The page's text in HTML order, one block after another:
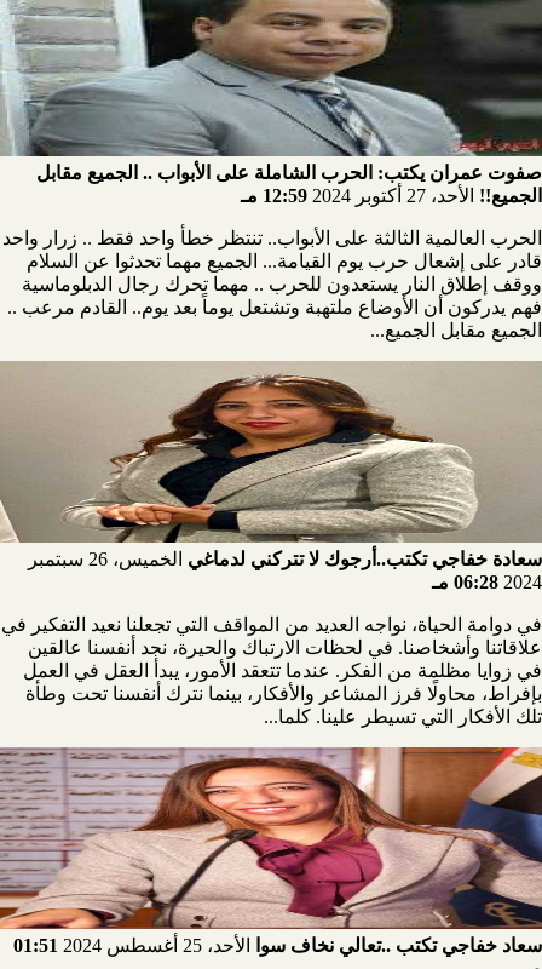
صفوت عمران يكتب: الحرب الشاملة على الأبواب .. الجميع مقابل
الجميع!! الأحد، 27 أكتوبر 2024 12:59 مـ
الحرب العالمية الثالثة على الأبواب.. تنتظر خطأ واحد فقط .. زرار واحد
قادر على إشعال حرب يوم القيامة... الجميع مهما تحدثوا عن السلام
ووقف إطلاق النار يستعدون للحرب .. مهما تحرك رجال الدبلوماسية
فهم يدركون أن الأوضاع ملتهبة وتشتعل يوماً بعد يوم.. القادم مرعب ..
الجميع مقابل الجميع...
سعادة خفاجي تكتب..أرجوك لا تتركني لدماغي
الخميس، 26 سبتمبر
2024 06:28 مـ
في دوامة الحياة، نواجه العديد من المواقف التي تجعلنا نعيد التفكير في
علاقاتنا وأشخاصنا. في لحظات الارتباك والحيرة، نجد أنفسنا عالقين
في زوايا مظلمة من الفكر. عندما تتعقد الأمور، يبدأ العقل في العمل
بإفراط، محاولًا فرز المشاعر والأفكار، بينما نترك أنفسنا تحت وطأة
تلك الأفكار التي تسيطر علينا. كلما...
سعاد خفاجي تكتب ..تعالي نخاف سوا الأحد، 25 أغسطس 2024
01:51